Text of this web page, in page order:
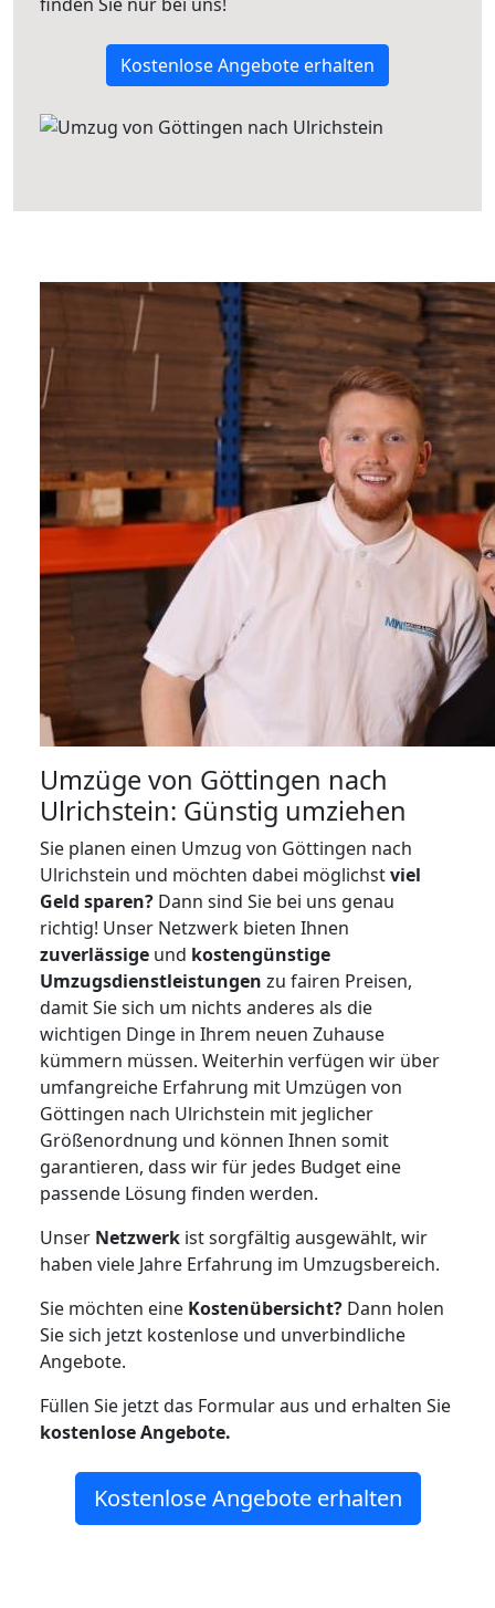
Kostenlose Angebote erhalten
Umzüge von Göttingen nach
Ulrichstein: Günstig umziehen
Sie planen einen Umzug von Göttingen nach
Ulrichstein und möchten dabei möglichstviel
Geld sparen? Dann sind Sie bei uns genau
richtig! Unser Netzwerk bieten Ihnen
zuverlässige und kostengünstige
Umzugsdienstleistungen zu fairen Preisen,
damit Sie sich um nichts anderes als die
wichtigen Dinge in Ihrem neuen Zuhause
kümmern müssen. Weiterhin verfügen wir über
umfangreiche Erfahrung mit Umzügen von
Göttingen nach Ulrichstein mit jeglicher
Größenordnung und können Ihnen somit
garantieren, dass wir für jedes Budget eine
passende Lösung finden werden.
Unser Netzwerk ist sorgfältig ausgewählt, wir
haben viele Jahre Erfahrung im Umzugsbereich.
Sie möchten eine Kostenübersicht? Dann holen
Sie sich jetzt kostenlose und unverbindliche
Angebote.
Füllen Sie jetzt das Formular aus und erhalten Sie
kostenloseAngebote.
Kostenlose Angebote erhalten